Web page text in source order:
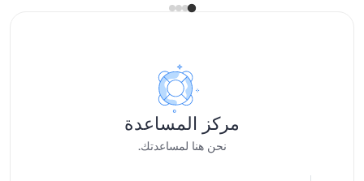
مركز المساعدة
نحن هنا لمساعدتك.